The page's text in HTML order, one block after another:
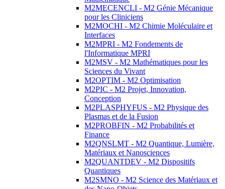
M2MECENCLI - M2 Génie Mécanique
pour les Cliniciens
M2MOCHI - M2 Chimie Moléculaire et
Interfaces
M2MPRI - M2 Fondements de
l'Informatique MPRI
M2MSV - M2 Mathématiques pour les
Sciences du Vivant
M2OPTIM - M2 Optimisation
M2PIC - M2 Projet, Innovation,
Conception
M2PLASPHYFUS - M2 Physique des
Plasmas et de la Fusion
M2PROBFIN - M2 Probabilités et
Finance
M2QNSLMT - M2 Quantique, Lumière,
Matériaux et Nanosciences
M2QUANTDEV - M2 Dispositifs
Quantiques
M2SMNO - M2 Science des Matériaux et